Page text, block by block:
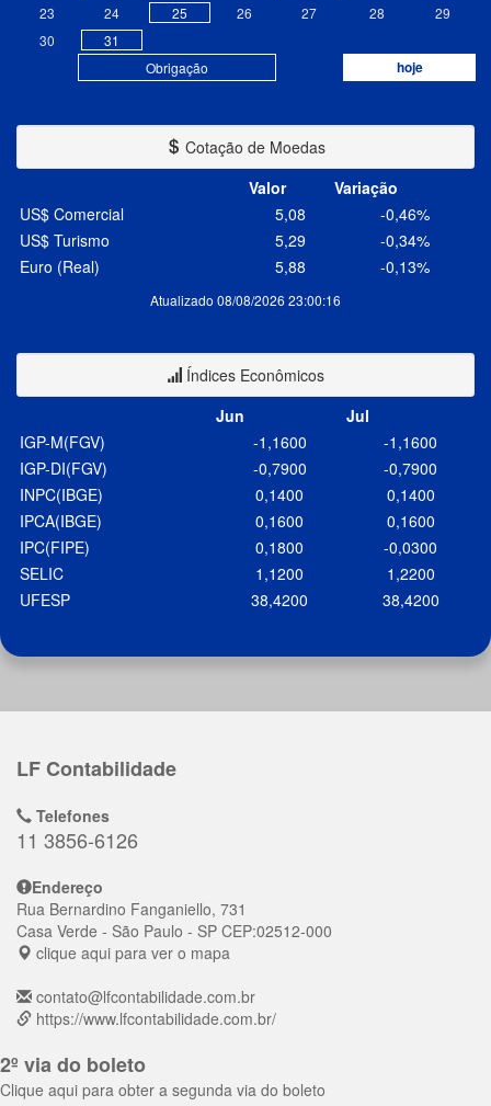
Obrigação hoje
23
24 25 26 27 28
29
30
31
Cotação de Moedas
Valor
Variação
Atualizado 08/08/2026 23:00:16
US$ Comercial 5,08
-0,46%
US$ Turismo
5,29
-0,34%
Euro (Real)
5,88 -0,13%
Índices Econômicos
Jun
Jul
IGP-M(FGV)
-1,1600
-1,1600
IGP-DI(FGV)
-0,7900
-0,7900
INPC(IBGE)
0,1400
0,1400
IPCA(IBGE)
0,1600
0,1600
IPC(FIPE)
0,1800
-0,0300
SELIC
1,1200
1,2200
UFESP
38,4200 38,4200
LF Contabilidade
Telefones
11 3856-6126
Endereço
Rua Bernardino Fanganiello, 731
Casa Verde - São Paulo - SP CEP:02512-000
clique aqui para ver o mapa
contato@lfcontabilidade.com.br
https://www.lfcontabilidade.com.br/
2º via do boleto
Clique aqui para obter a segunda via do boleto